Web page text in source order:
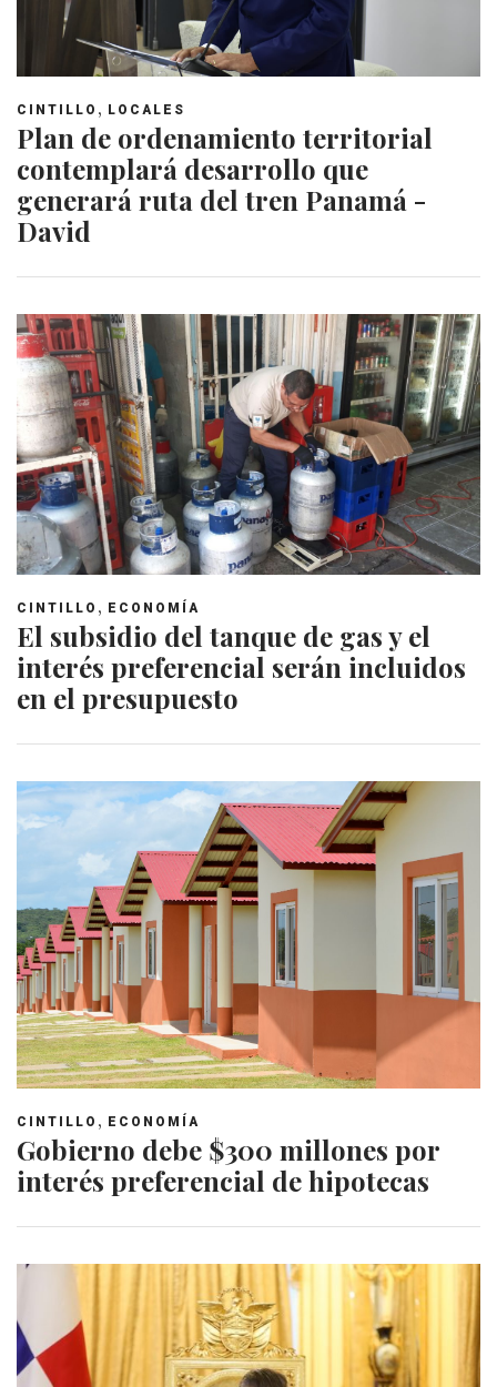
CINTILLO , LOCALES
Plan de ordenamiento territorial
contemplará desarrollo que
generará ruta del tren Panamá -
David
CINTILLO , ECONOMÍA
El subsidio del tanque de gas y el
interés preferencial serán incluidos
en el presupuesto
CINTILLO , ECONOMÍA
Gobierno debe $300 millones por
interés preferencial de hipotecas